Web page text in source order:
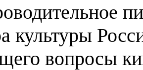
культуры
вопросы